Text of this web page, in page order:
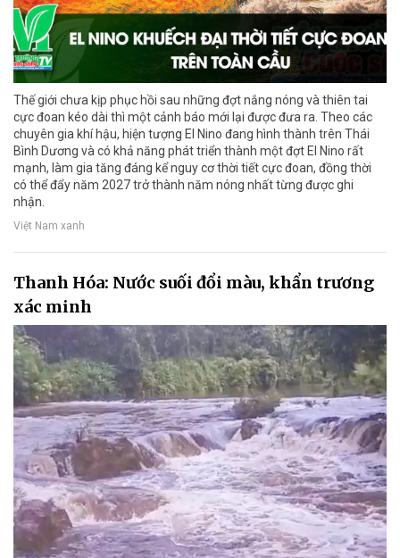
Thế giới chưa kịp phục hồi sau những đợt nắng nóng và thiên tai
cực đoan kéo dài thì một cảnh báo mới lại được đưa ra. Theo các
chuyên gia khí hậu, hiện tượng El Nino đang hình thành trên Thái
Bình Dương và có khả năng phát triển thành một đợt El Nino rất
mạnh, làm gia tăng đáng kể nguy cơ thời tiết cực đoan, đồng thời
có thể đẩy năm 2027 trở thành năm nóng nhất từng được ghi
nhận.
Việt Nam xanh
Thanh Hóa: Nước suối đổi màu, khẩn trương
xác minh